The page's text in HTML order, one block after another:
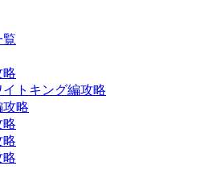
覧
略
トキング編攻略
攻略
略
略
略